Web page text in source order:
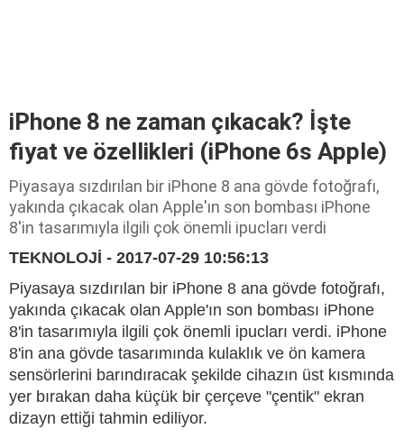
iPhone 8 ne zaman çıkacak? İşte
fiyat ve özellikleri (iPhone 6s Apple)
Piyasaya sızdırılan bir iPhone 8 ana gövde fotoğrafı,
yakında çıkacak olan Apple'ın son bombası iPhone
8'in tasarımıyla ilgili çok önemli ipucları verdi
TEKNOLOJİ - 2017-07-29 10:56:13
Piyasaya sızdırılan bir iPhone 8 ana gövde fotoğrafı,
yakında çıkacak olan Apple'ın son bombası iPhone
8'in tasarımıyla ilgili çok önemli ipucları verdi. iPhone
8'in ana gövde tasarımında kulaklık ve ön kamera
sensörlerini barındıracak şekilde cihazın üst kısmında
yer bırakan daha küçük bir çerçeve "çentik" ekran
dizayn ettiği tahmin ediliyor.